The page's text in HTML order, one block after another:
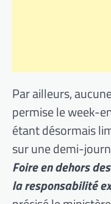
Par ailleurs,
permise le week-
étant désormais
sur une demi-
Foire en dehors
la responsabilité